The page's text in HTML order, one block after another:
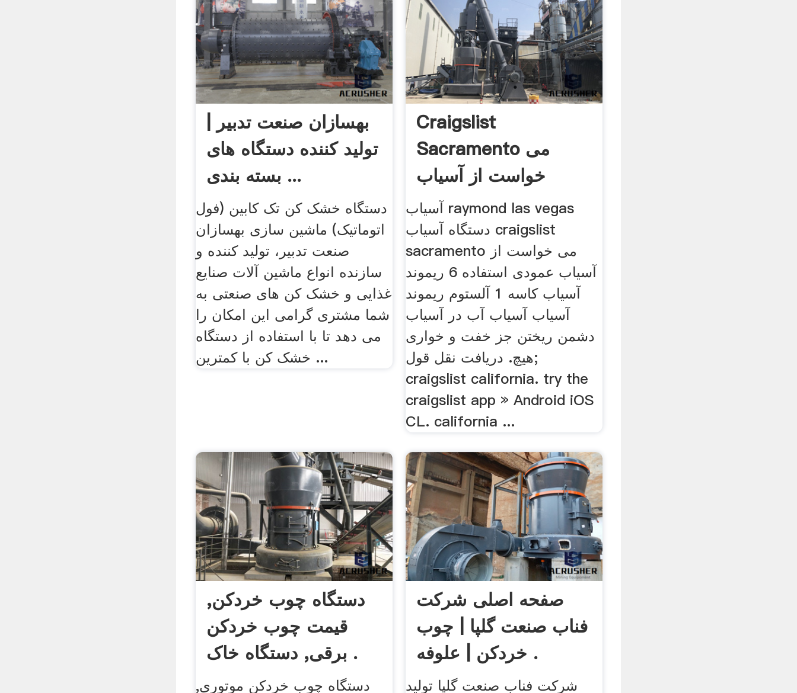
بهسازان صنعت تدبیر |
تولید کننده دستگاه های
بسته بندی ...
دستگاه خشک کن تک کابین (فول
اتوماتیک) ماشین سازی بهسازان
صنعت تدبیر، تولید کننده و
سازنده انواع ماشین آلات صنایع
غذایی و خشک کن های صنعتی به
شما مشتری گرامی این امکان را
می دهد تا با استفاده از دستگاه
خشک کن با کمترین ...
Craigslist
Sacramento می
خواست از آسیاب
عمودی .
آسیاب raymond las vegas
دستگاه آسیاب craigslist
sacramento می خواست از
آسیاب عمودی استفاده 6 ریموند
آسیاب کاسه 1 آلستوم ریموند
آسیاب آسیاب آب در آسیاب
دشمن ریختن جز خفت و خواری
هیچ. دریافت نقل قول;
craigslist california. try the
craigslist app » Android iOS
CL. california ...
دستگاه چوب خردکن,
قیمت چوب خردکن
برقی, دستگاه خاک .
دستگاه چوب خردکن موتوری,
صفحه اصلی شرکت
فناب صنعت گلپا | چوب
خردکن | علوفه .
شرکت فناب صنعت گلپا تولید